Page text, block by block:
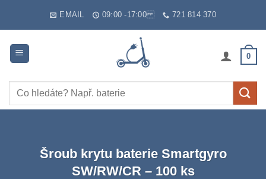
EMAIL 09:00 -17:00 721 814 370
0
Hledat:
Šroub krytu baterie Smartgyro
SW/RW/CR – 100 ks